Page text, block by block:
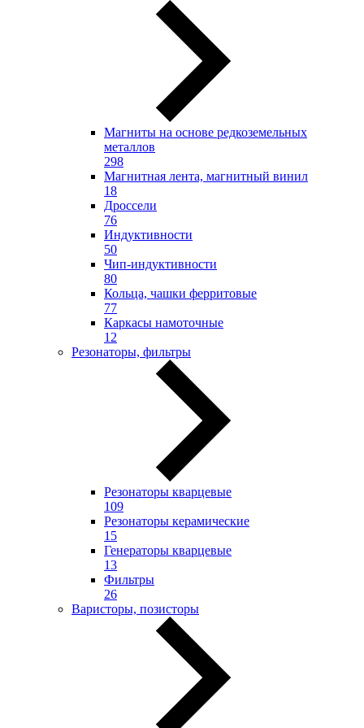
Магниты на основе редкоземельных
металлов
298
Магнитная лента, магнитный винил
18
Дроссели
76
Индуктивности
50
Чип-индуктивности
80
Кольца, чашки ферритовые
77
Каркасы намоточные
12
Резонаторы, фильтры
Резонаторы кварцевые
109
Резонаторы керамические
15
Генераторы кварцевые
13
Фильтры
26
Варисторы, позисторы